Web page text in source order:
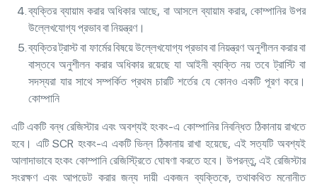
ব্যক্তির ব্যায়াম করার অধিকার আছে, বা আসলে ব্যায়াম করার, কোম্পানির উপর
উল্লেখযোগ্য প্রভাব বা নিয়ন্ত্রণ।
ব্যক্তির ট্রাস্ট বা ফার্মের বিষয়ে উল্লেখযোগ্য প্রভাব বা নিয়ন্ত্রণ অনুশীলন করার বা
বাস্তবে অনুশীলন করার অধিকার রয়েছে যা আইনী ব্যক্তি নয় তবে ট্রাস্টি বা
সদস্যরা যার সাথে সম্পর্কিত প্রথম চারটি শর্তের যে কোনও একটি পূরণ করে।
কোম্পানি
এটি একটি বন্ধ রেজিস্টার এবং অবশ্যই হংকং-এ কোম্পানির নিবন্ধিত ঠিকানায় রাখতে
হবে। এটি SCR হংকং-এ একটি ভিন্ন ঠিকানায় রাখা হয়েছে, এই সত্যটি অবশ্যই
আলাদাভাবে হংকং কোম্পানি রেজিস্ট্রিতে ঘোষণা করতে হবে। উপরন্তু, এই রেজিস্টার
সংরক্ষণ এবং আপডেট করার জন্য দায়ী একজন ব্যক্তিকে, তথাকথিত মনোনীত